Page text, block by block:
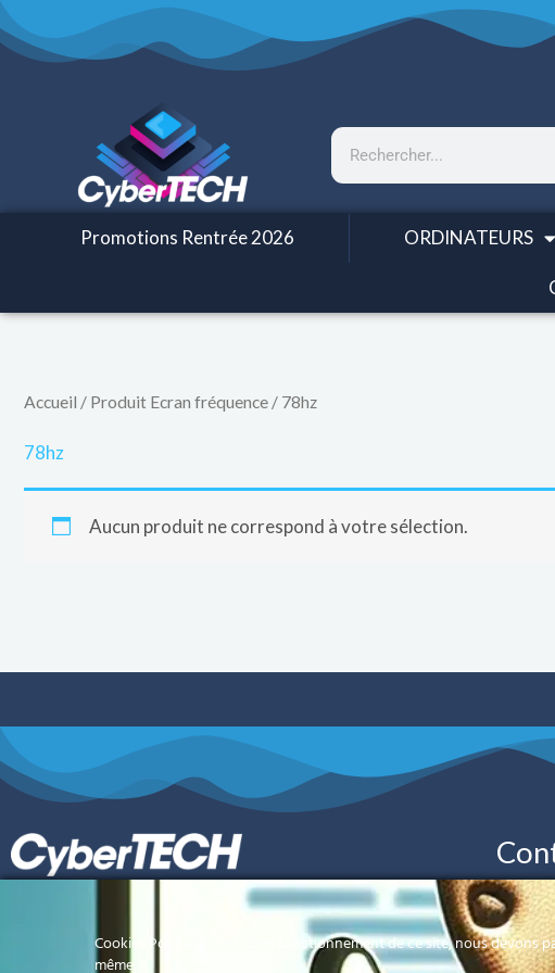
Aller
au
Rechercher
Promotions Rentrée 2026 ORDINATEURS
Accueil / Produit Ecran fréquence / 78hz
78hz
Aucun produit ne correspond à votre sélection.
Votre référence informatique en Polynésie
Française
40
Cookies Pour assurer le bon fonctionnement de ce site, nous devons
même.